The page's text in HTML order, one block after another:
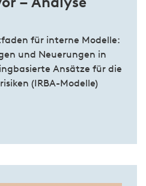
für interne Modelle:
und Neuerungen in
Ansätze für die
(IRBA-Modelle)